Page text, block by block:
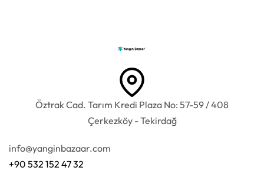
Öztrak Cad. Tarım Kredi Plaza No: 57-59 / 408
Çerkezköy - Tekirdağ
info@yanginbazaar.com
+90 532 152 47 32